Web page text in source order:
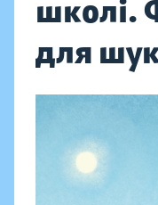
школі.
для